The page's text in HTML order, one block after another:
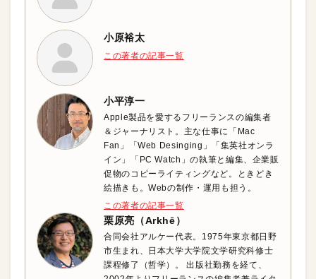
小原裕太
この著者の記事一覧
小平淳一
Apple製品を愛するフリーランスの編集者
＆ジャーナリスト。主な仕事に「Mac
Fan」「Web Desinging」「集英社オンラ
イン」「PC Watch」の執筆と編集、企業販
促物のコピーライティングなど。ときどき
絵描きも。Webの制作・運用も担う。
この著者の記事一覧
栗原亮（Arkhē）
合同会社アルケー代表。1975年東京都日野
市生まれ、日本大学大学院文学研究科修士
課程修了（哲学）。 出版社勤務を経て、